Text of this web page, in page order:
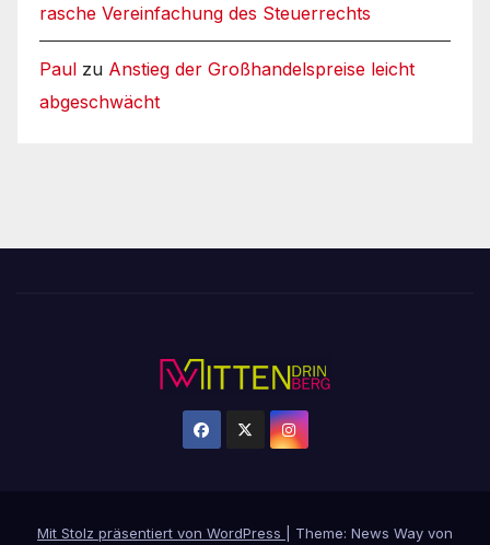
rasche Vereinfachung des Steuerrechts
Paul zu Anstieg der Großhandelspreise leicht
abgeschwächt
Mit Stolz präsentiert von WordPress Theme: News Way von